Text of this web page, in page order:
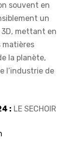
souvent en
un
mettant en
matières
la planète,
l’industrie de
: LE SECHOIR